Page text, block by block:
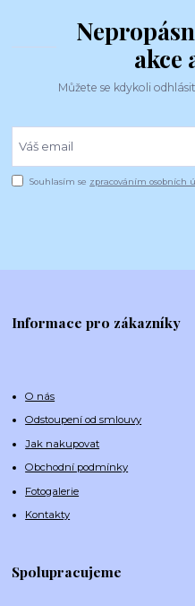
akce
Můžete se kdykoli
Souhlasím se zpracováním osobních
Informace pro zákazníky
O nás
Odstoupení od smlouvy
Jak nakupovat
Obchodní podmínky
Fotogalerie
Kontakty
Spolupracujeme